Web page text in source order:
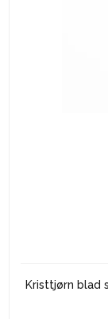
Kristtjørn blad